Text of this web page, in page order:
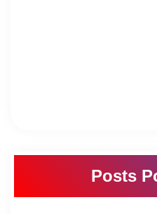
Posts